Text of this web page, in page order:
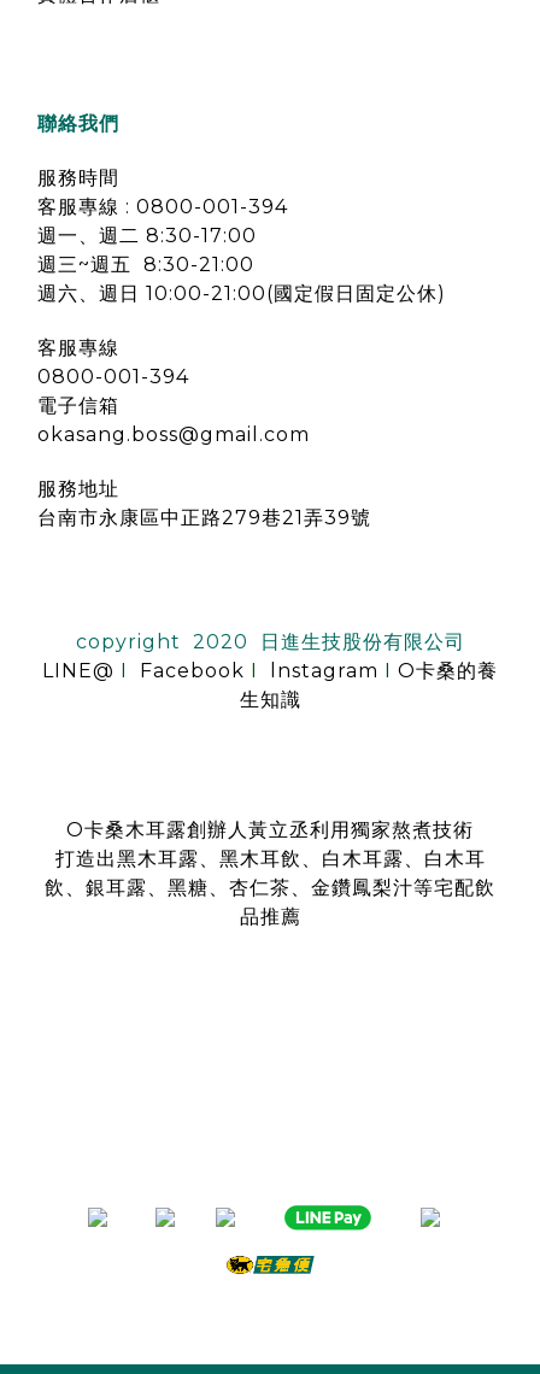
聯絡我們
服務時間
客服專線 : 0800-001-394
週一、週二 8:30-17:00
週三~週五 8:30-21:00
週六、週日 10:00-21:00(國定假日固定公休)
客服專線
0800-001-394
電子信箱
okasang.boss@gmail.com
服務地址
台南市永康區中正路279巷21弄39號
copyright 2020 日進生技股份有限公司
LINE@
Facebook lnstagram
O卡桑的養
生知識
O卡桑木耳露創辦人黃立丞利用獨家熬煮技術
打造出黑木耳露、黑木耳飲、白木耳露、白木耳
飲、銀耳露、黑糖、杏仁茶、金鑽鳳梨汁等宅配飲
品推薦